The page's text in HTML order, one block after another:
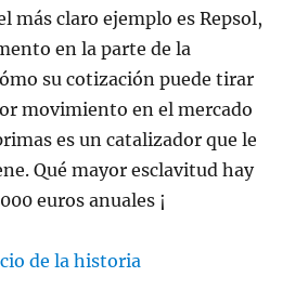
más claro ejemplo es Repsol,
en la parte de la
su cotización puede tirar
movimiento en el mercado
es un catalizador que le
Qué mayor esclavitud hay
euros anuales ¡